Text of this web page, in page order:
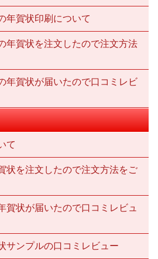
年賀状印刷について
年賀状を注文したので注文方法
年賀状が届いたので口コミレビ
て
状を注文したので注文方法をご
賀状が届いたので口コミレビュ
サンプルの口コミレビュー